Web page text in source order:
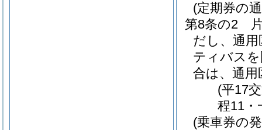
(定期券の
第8条の2
だし、通
ティバス
合は、通
(平17
程11・
(乗車券の